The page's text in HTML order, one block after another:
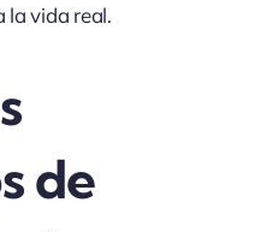
la vida real.
de